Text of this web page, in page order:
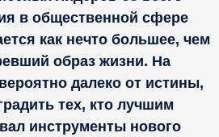
в общественной сфере
как нечто большее, чем
образ жизни. На
далеко от истины,
тех, кто лучшим
инструменты нового